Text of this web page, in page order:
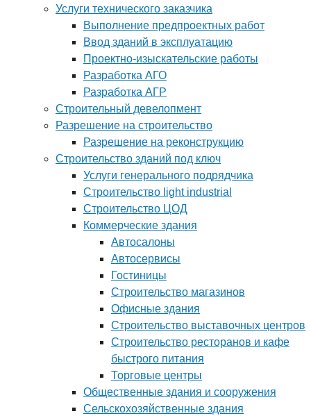
Услуги технического заказчика
Выполнение предпроектных работ
Ввод зданий в эксплуатацию
Проектно-изыскательские работы
Разработка АГО
Разработка АГР
Строительный девелопмент
Разрешение на строительство
Разрешение на реконструкцию
Строительство зданий под ключ
Услуги генерального подрядчика
Строительство light industrial
Строительство ЦОД
Коммерческие здания
Автосалоны
Автосервисы
Гостиницы
Строительство магазинов
Офисные здания
Строительство выставочных центров
Строительство ресторанов и кафе
быстрого питания
Торговые центры
Общественные здания и сооружения
Сельскохозяйственные здания